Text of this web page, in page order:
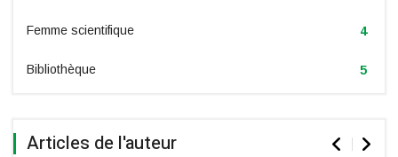
Femme scientifique 4
Bibliothèque 5
Articles de l'auteur